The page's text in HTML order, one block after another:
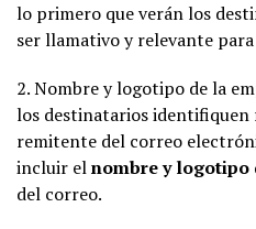
lo primero que verán los
ser llamativo y relevante
2. Nombre y logotipo de la
los destinatarios identifiquen
remitente del correo
incluir elnombre y logotipo
del correo.